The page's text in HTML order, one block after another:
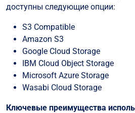
доступны следующие опции:
S3 Compatible
Amazon S3
Google Cloud Storage
IBM Cloud Object Storage
Microsoft Azure Storage
Wasabi Cloud Storage
Ключевые преимущества